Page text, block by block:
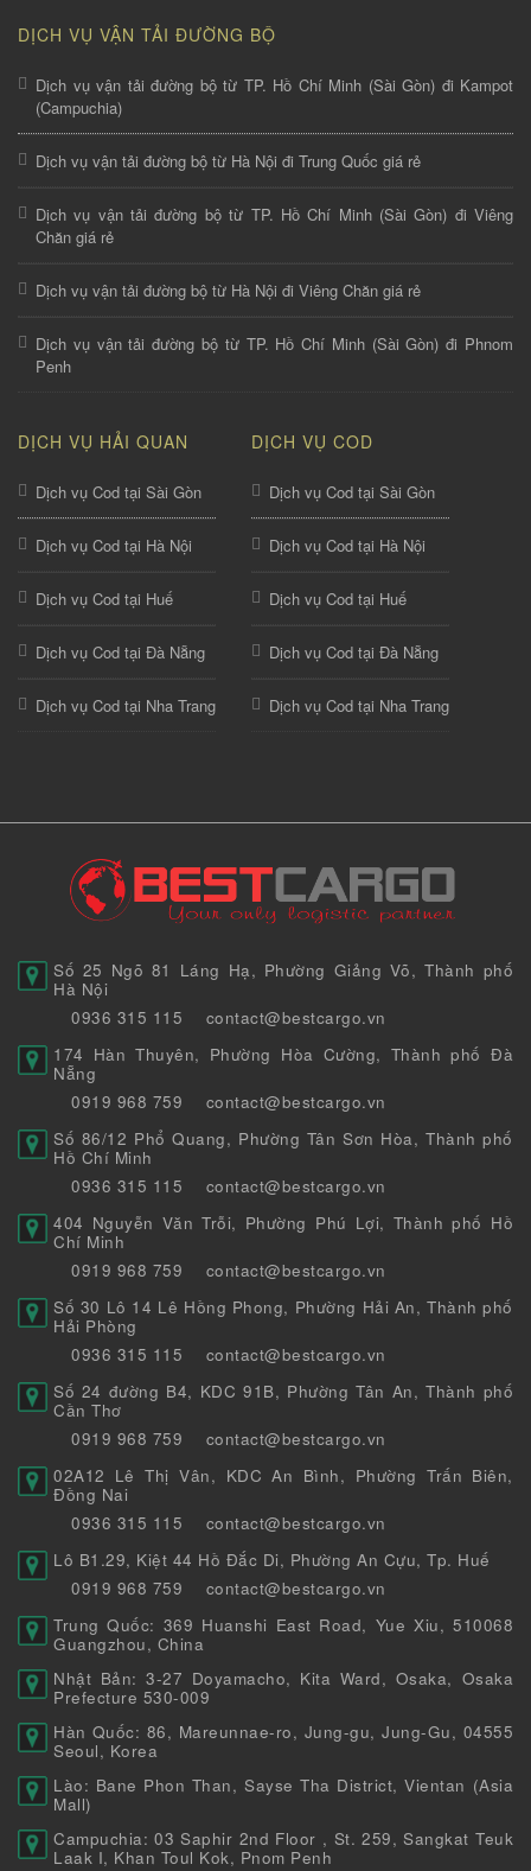
DỊCH VỤ VẬN TẢI ĐƯỜNG BỘ
Dịch vụ vận tải đường bộ từ TP. Hồ Chí Minh (Sài Gòn) đi Kampot
(Campuchia)
Dịch vụ vận tải đường bộ từ Hà Nội đi Trung Quốc giá rẻ
Dịch vụ vận tải đường bộ từ TP. Hồ Chí Minh (Sài Gòn) đi Viêng
Chăn giá rẻ
Dịch vụ vận tải đường bộ từ Hà Nội đi Viêng Chăn giá rẻ
Dịch vụ vận tải đường bộ từ TP. Hồ Chí Minh (Sài Gòn) đi Phnom
Penh
DỊCH VỤ HẢI QUAN
Dịch vụ Cod tại Sài Gòn
Dịch vụ Cod tại Hà Nội
Dịch vụ Cod tại Huế
Dịch vụ Cod tại Đà Nẵng
Dịch vụ Cod tại Nha Trang
DỊCH VỤ COD
Dịch vụ Cod tại Sài Gòn
Dịch vụ Cod tại Hà Nội
Dịch vụ Cod tại Huế
Dịch vụ Cod tại Đà Nẵng
Dịch vụ Cod tại Nha Trang
Số 25 Ngõ 81 Láng Hạ, Phường Giảng Võ, Thành phố
Hà Nội
0936 315 115
contact@bestcargo.vn
174 Hàn Thuyên, Phường Hòa Cường, Thành phố Đà
Nẵng
0919 968 759
contact@bestcargo.vn
Số 86/12 Phổ Quang, Phường Tân Sơn Hòa, Thành phố
Hồ Chí Minh
0936 315 115
contact@bestcargo.vn
404 Nguyễn Văn Trỗi, Phường Phú Lợi, Thành phố Hồ
Chí Minh
0919 968 759
contact@bestcargo.vn
Số 30 Lô 14 Lê Hồng Phong, Phường Hải An, Thành phố
Hải Phòng
0936 315 115
contact@bestcargo.vn
Số 24 đường B4, KDC 91B, Phường Tân An, Thành phố
Cần Thơ
0919 968 759
contact@bestcargo.vn
02A12 Lê Thị Vân, KDC An Bình, Phường Trấn Biên,
Đồng Nai
0936 315 115
contact@bestcargo.vn
Lô B1.29, Kiệt 44 Hồ Đắc Di, Phường An Cựu, Tp. Huế
0919 968 759
contact@bestcargo.vn
Trung Quốc: 369 Huanshi East Road, Yue Xiu, 510068
Guangzhou, China
Nhật Bản: 3-27 Doyamacho, Kita Ward, Osaka, Osaka
Prefecture 530-009
Hàn Quốc: 86, Mareunnae-ro, Jung-gu, Jung-Gu, 04555
Seoul, Korea
Lào: Bane Phon Than, Sayse Tha District, Vientan (Asia
Mall)
Campuchia: 03 Saphir 2nd Floor , St. 259, Sangkat Teuk
Laak I, Khan Toul Kok, Pnom Penh